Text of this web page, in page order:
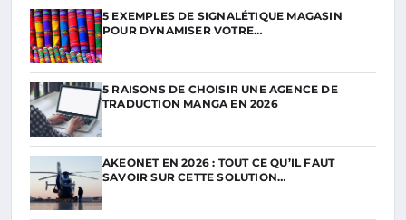
5 EXEMPLES DE SIGNALÉTIQUE MAGASIN
POUR DYNAMISER VOTRE…
5 RAISONS DE CHOISIR UNE AGENCE DE
TRADUCTION MANGA EN 2026
AKEONET EN 2026 : TOUT CE QU’IL FAUT
SAVOIR SUR CETTE SOLUTION…